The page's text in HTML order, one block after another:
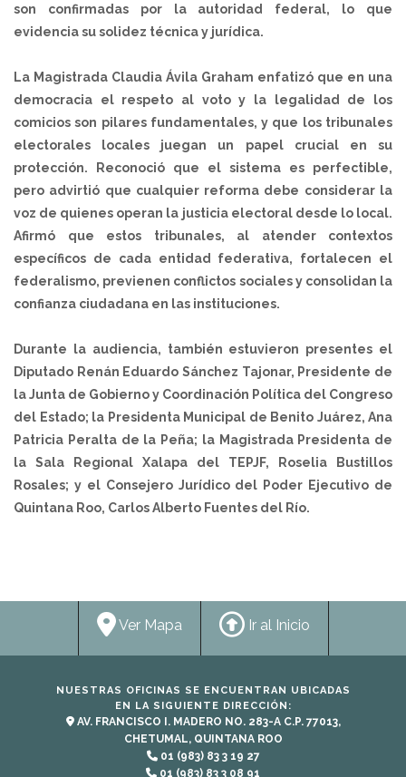
son confirmadas por la autoridad federal, lo que
evidencia su solidez técnica y jurídica.
La Magistrada Claudia Ávila Graham enfatizó que en una
democracia el respeto al voto y la legalidad de los
comicios son pilares fundamentales, y que los tribunales
electorales locales juegan un papel crucial en su
protección. Reconoció que el sistema es perfectible,
pero advirtió que cualquier reforma debe considerar la
voz de quienes operan la justicia electoral desde lo local.
Afirmó que estos tribunales, al atender contextos
específicos de cada entidad federativa, fortalecen el
federalismo, previenen conflictos sociales y consolidan la
confianza ciudadana en las instituciones.
Durante la audiencia, también estuvieron presentes el
Diputado Renán Eduardo Sánchez Tajonar, Presidente de
la Junta de Gobierno y Coordinación Política del Congreso
del Estado; la Presidenta Municipal de Benito Juárez, Ana
Patricia Peralta de la Peña; la Magistrada Presidenta de
la Sala Regional Xalapa del TEPJF, Roselia Bustillos
Rosales; y el Consejero Jurídico del Poder Ejecutivo de
Quintana Roo, Carlos Alberto Fuentes del Río.
Ver Mapa Ir al Inicio
NUESTRAS OFICINAS SE ENCUENTRAN UBICADAS
EN LA SIGUIENTE DIRECCIÓN:
AV. FRANCISCO I. MADERO NO. 283-A C.P. 77013,
CHETUMAL, QUINTANA ROO
01 (983) 83 3 19 27
01 (983) 83 3 08 91